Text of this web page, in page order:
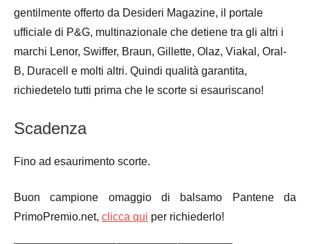
gentilmente offerto da Desideri Magazine, il portale
ufficiale di P&G, multinazionale che detiene tra gli altri i
marchi Lenor, Swiffer, Braun, Gillette, Olaz, Viakal, Oral-
B, Duracell e molti altri. Quindi qualità garantita,
richiedetelo tutti prima che le scorte si esauriscano!
Scadenza
Fino ad esaurimento scorte.
Buon campione omaggio di balsamo Pantene da
PrimoPremio.net, clicca qui per richiederlo!